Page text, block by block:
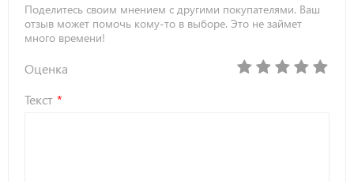
Поделитесь своим мнением с другими покупателями. Ваш
отзыв может помочь кому-то в выборе. Это не займет
много времени!
Оценка
Текст